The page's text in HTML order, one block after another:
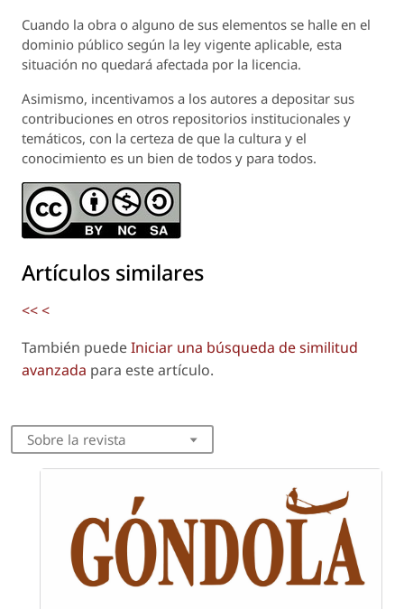
Cuando la obra o alguno de sus elementos se halle en el
dominio público según la ley vigente aplicable, esta
situación no quedará afectada por la licencia.
Asimismo, incentivamos a los autores a depositar sus
contribuciones en otros repositorios institucionales y
temáticos, con la certeza de que la cultura y el
conocimiento es un bien de todos y para todos.
Artículos similares
<<<
También puedeIniciar una búsqueda de similitud
avanzada para este artículo.
Sobre la revista